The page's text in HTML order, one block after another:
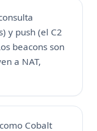
y push (el C2
beacons son
a NAT,
Cobalt